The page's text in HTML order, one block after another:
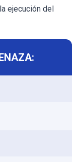
ejecución del